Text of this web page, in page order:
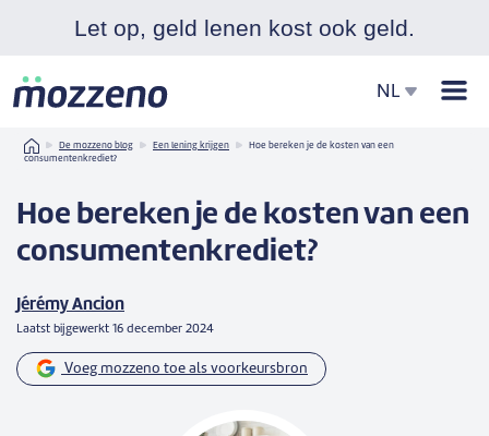
Let op, geld lenen kost ook geld.
NL
Home
De mozzeno blog Een lening krijgen
Hoe bereken je de kosten van een
consumentenkrediet?
Hoe bereken je de kosten van een
consumentenkrediet?
Jérémy Ancion
Laatst bijgewerkt 16 december 2024
Voeg mozzeno toe als voorkeursbron